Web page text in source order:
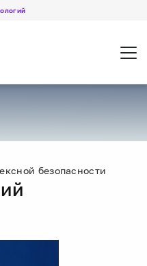
безопасности